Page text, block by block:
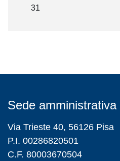
31
Sede amministrativa
Via Trieste 40, 56126 Pisa
P.I. 00286820501
C.F. 80003670504